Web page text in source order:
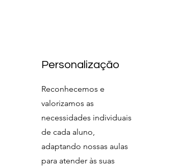
Personalização
Reconhecemos e
valorizamos as
necessidades individuais
de cada aluno,
adaptando nossas aulas
para atender às suas